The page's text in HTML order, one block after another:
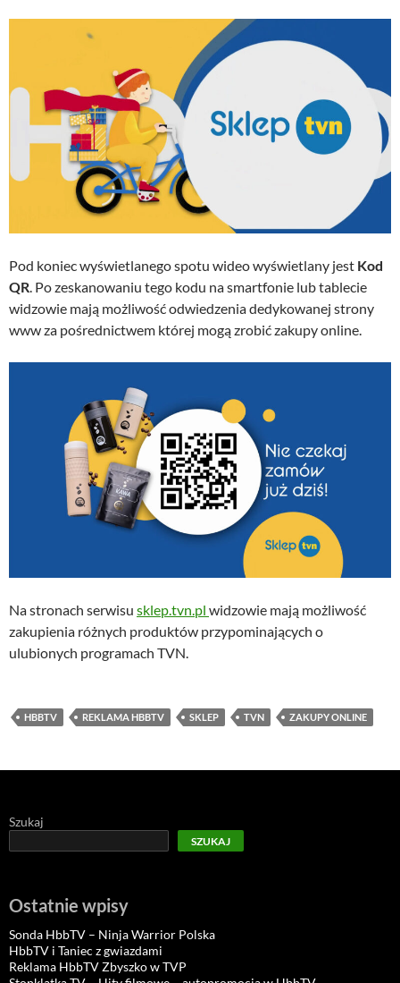
Pod koniec wyświetlanego spotu wideo wyświetlany jest Kod
QR. Po zeskanowaniu tego kodu na smartfonie lub tablecie
widzowie mają możliwość odwiedzenia dedykowanej strony
www za pośrednictwem której mogą zrobić zakupy online.
Na stronach serwisu sklep.tvn.pl widzowie mają możliwość
zakupienia różnych produktów przypominających o
ulubionych programach TVN.
HBBTV REKLAMA HBBTV SKLEP TVN ZAKUPY ONLINE
Szukaj
SZUKAJ
Ostatnie wpisy
Sonda HbbTV – Ninja Warrior Polska
HbbTV i Taniec z gwiazdami
Reklama HbbTV Zbyszko w TVP